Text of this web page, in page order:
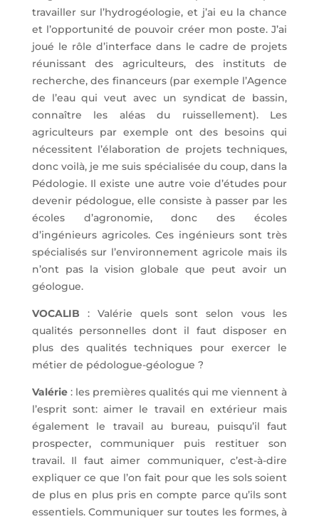
travailler sur l’hydrogéologie, et j’ai eu la chance
et l’opportunité de pouvoir créer mon poste. J’ai
joué le rôle d’interface dans le cadre de projets
réunissant des agriculteurs, des instituts de
recherche, des financeurs (par exemple l’Agence
de l’eau qui veut avec un syndicat de bassin,
connaître les aléas du ruissellement). Les
agriculteurs par exemple ont des besoins qui
nécessitent l’élaboration de projets techniques,
donc voilà, je me suis spécialisée du coup, dans la
Pédologie. Il existe une autre voie d’études pour
devenir pédologue, elle consiste à passer par les
écoles d’agronomie, donc des écoles
d’ingénieurs agricoles. Ces ingénieurs sont très
spécialisés sur l’environnement agricole mais ils
n’ont pas la vision globale que peut avoir un
géologue.
VOCALIB : Valérie quels sont selon vous les
qualités personnelles dont il faut disposer en
plus des qualités techniques pour exercer le
métier de pédologue-géologue ?
Valérie: les premières qualités qui me viennent à
l’esprit sont: aimer le travail en extérieur mais
également le travail au bureau, puisqu’il faut
prospecter, communiquer puis restituer son
travail. Il faut aimer communiquer, c’est-à-dire
expliquer ce que l’on fait pour que les sols soient
de plus en plus pris en compte parce qu’ils sont
essentiels. Communiquer sur toutes les formes, à